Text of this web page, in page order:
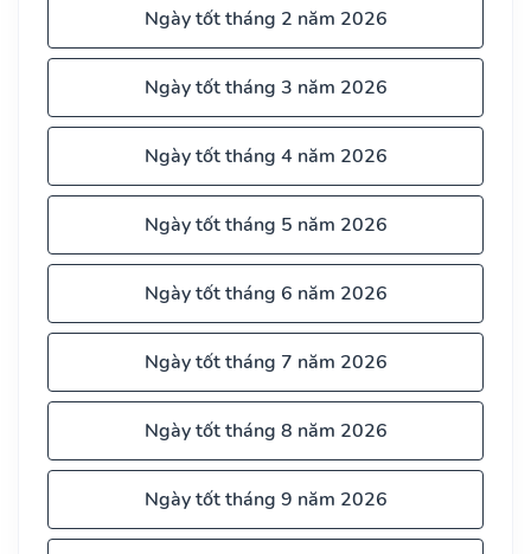
Ngày tốt tháng 2 năm 2026
Ngày tốt tháng 3 năm 2026
Ngày tốt tháng 4 năm 2026
Ngày tốt tháng 5 năm 2026
Ngày tốt tháng 6 năm 2026
Ngày tốt tháng 7 năm 2026
Ngày tốt tháng 8 năm 2026
Ngày tốt tháng 9 năm 2026